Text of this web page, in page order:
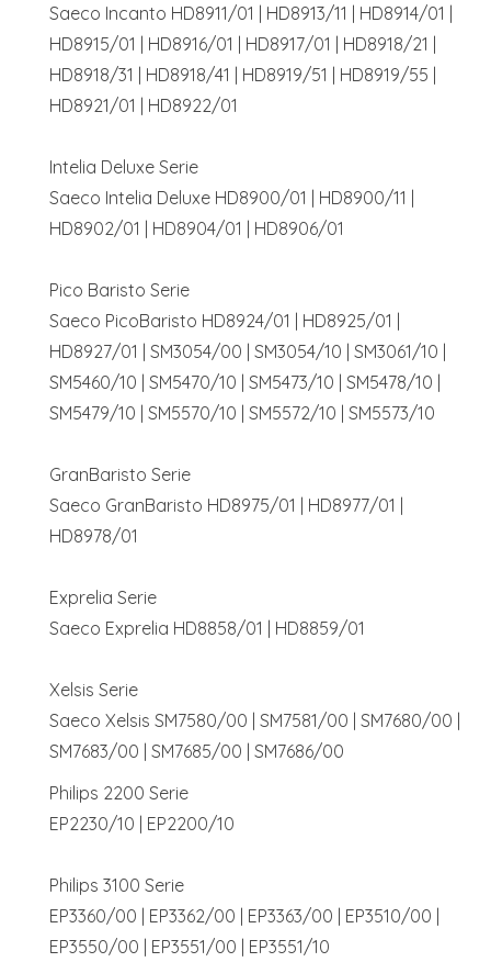
Saeco Incanto HD8911/01 | HD8913/11 | HD8914/01 |
HD8915/01 | HD8916/01 | HD8917/01 | HD8918/21 |
HD8918/31 | HD8918/41 | HD8919/51 | HD8919/55 |
HD8921/01 | HD8922/01
Intelia Deluxe Serie
Saeco Intelia Deluxe HD8900/01 | HD8900/11 |
HD8902/01 | HD8904/01 | HD8906/01
Pico Baristo Serie
Saeco PicoBaristo HD8924/01 | HD8925/01 |
HD8927/01 | SM3054/00 | SM3054/10 | SM3061/10 |
SM5460/10 | SM5470/10 | SM5473/10 | SM5478/10 |
SM5479/10 | SM5570/10 | SM5572/10 | SM5573/10
GranBaristo Serie
Saeco GranBaristo HD8975/01 | HD8977/01 |
HD8978/01
Exprelia Serie
Saeco Exprelia HD8858/01 | HD8859/01
Xelsis Serie
Saeco Xelsis SM7580/00 | SM7581/00 | SM7680/00 |
SM7683/00 | SM7685/00 | SM7686/00
Philips 2200 Serie
EP2230/10 | EP2200/10
Philips 3100 Serie
EP3360/00 | EP3362/00 | EP3363/00 | EP3510/00 |
EP3550/00 | EP3551/00 | EP3551/10